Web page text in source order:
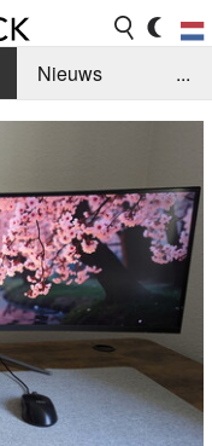
Nieuws
...